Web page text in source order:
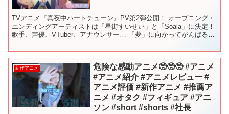
TVアニメ『真夜中ハートチューン』PV第2弾公開！ オープニング・
エンディングアーティストは「星街すいせい」と「Soala」に決定！
歌手、声優、VTuber、アナウンサー… 「夢」に向かってがんばる放
新作アニメ
危険な感動アニメ🥺🥺🥺 #アニメ
#アニメ紹介 #アニメレビュー #
アニメ評価 #新作アニメ #推薦ア
ニメ #オタク #フィギュア #アニ
ソン #short #shorts #社長